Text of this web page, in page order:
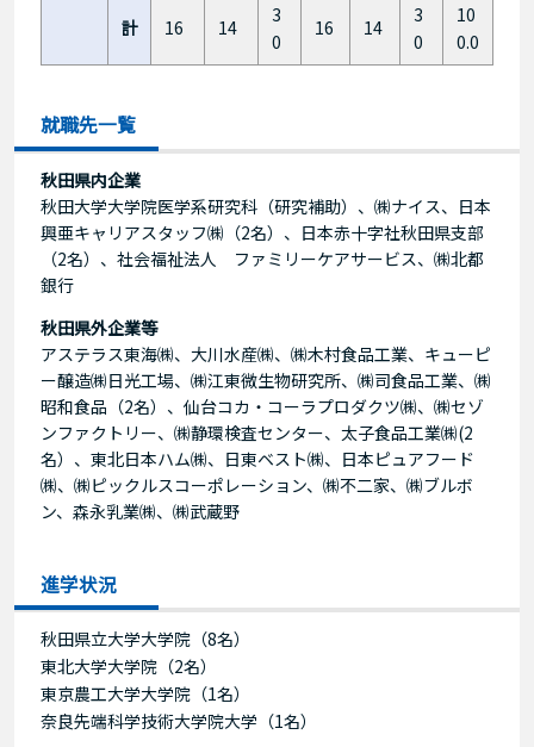
計 16 14
3
0
16 14
3
0
10
0.0
就職先一覧
秋田県内企業
秋田大学大学院医学系研究科（研究補助）、㈱ナイス、日本
興亜キャリアスタッフ㈱（2名）、日本赤十字社秋田県支部
（2名）、社会福祉法人 ファミリーケアサービス、㈱北都
銀行
秋田県外企業等
アステラス東海㈱、大川水産㈱、㈱木村食品工業、キューピ
ー醸造㈱日光工場、㈱江東微生物研究所、㈱司食品工業、㈱
昭和食品（2名）、仙台コカ・コーラプロダクツ㈱、㈱セゾ
ンファクトリー、㈱静環検査センター、太子食品工業㈱(2
名）、東北日本ハム㈱、日東ベスト㈱、日本ピュアフード
㈱、㈱ピックルスコーポレーション、㈱不二家、㈱ブルボ
ン、森永乳業㈱、㈱武蔵野
進学状況
秋田県立大学大学院（8名）
東北大学大学院（2名）
東京農工大学大学院（1名）
奈良先端科学技術大学院大学（1名）